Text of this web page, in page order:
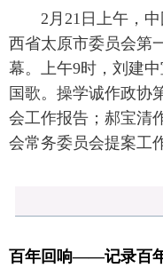
2月21日上午，中
西省太原市委员会第
幕。上午9时，刘建
国歌。操学诚作政协
会工作报告；郝宝清
会常务委员会提案工
百年回响——记录百